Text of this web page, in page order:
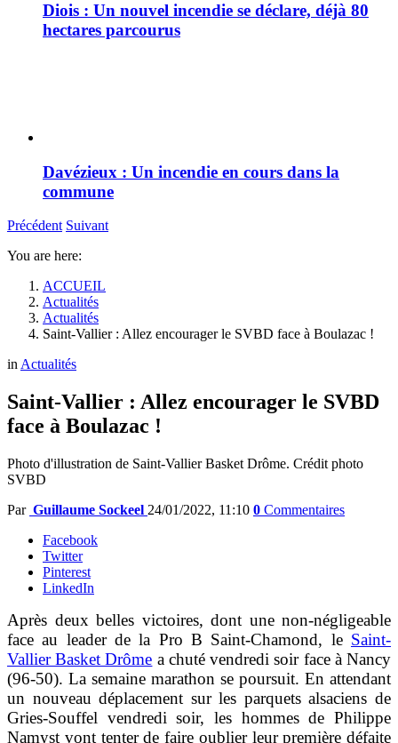
Diois : Un nouvel incendie se déclare, déjà 80
hectares parcourus
Davézieux : Un incendie en cours dans la
commune
Précédent Suivant
You are here:
ACCUEIL
Actualités
Actualités
Saint-Vallier : Allez encourager le SVBD face à Boulazac !
inActualités
Saint-Vallier : Allez encourager le SVBD
face à Boulazac !
Photo d'illustration de Saint-Vallier Basket Drôme. Crédit photo
SVBD
Par Guillaume Sockeel 24/01/2022, 11:10 0 Commentaires
Facebook
Twitter
Pinterest
LinkedIn
Après deux belles victoires, dont une non-négligeable
face au leader de la Pro B Saint-Chamond, le Saint-
Vallier Basket Drôme a chuté vendredi soir face à Nancy
(96-50). La semaine marathon se poursuit. En attendant
un nouveau déplacement sur les parquets alsaciens de
Gries-Souffel vendredi soir, les hommes de Philippe
Namyst vont tenter de faire oublier leur première défaite